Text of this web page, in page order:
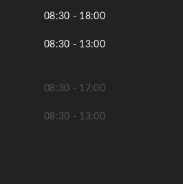
08:30 - 18:00
08:30 - 13:00
08:30 - 17:00
08:30 - 13:00